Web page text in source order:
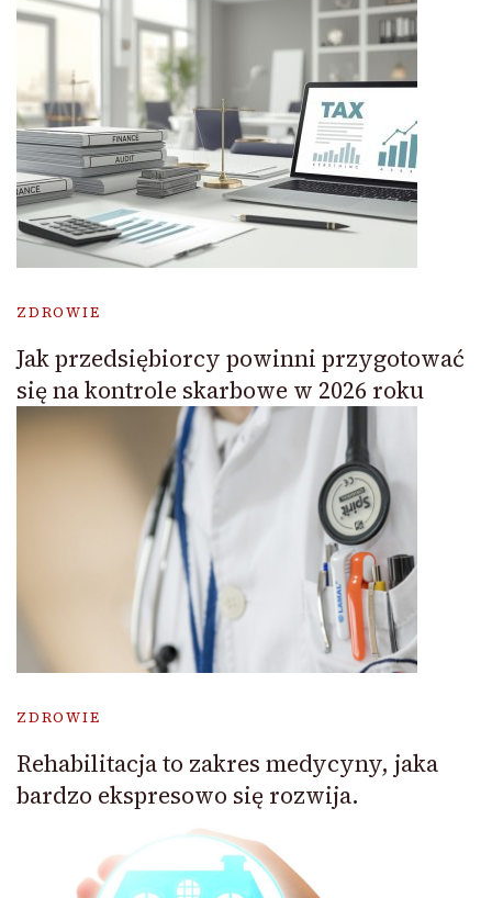
ZDROWIE
Jak przedsiębiorcy powinni przygotować
się na kontrole skarbowe w 2026 roku
ZDROWIE
Rehabilitacja to zakres medycyny, jaka
bardzo ekspresowo się rozwija.